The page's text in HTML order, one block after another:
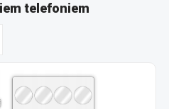
telefoniem